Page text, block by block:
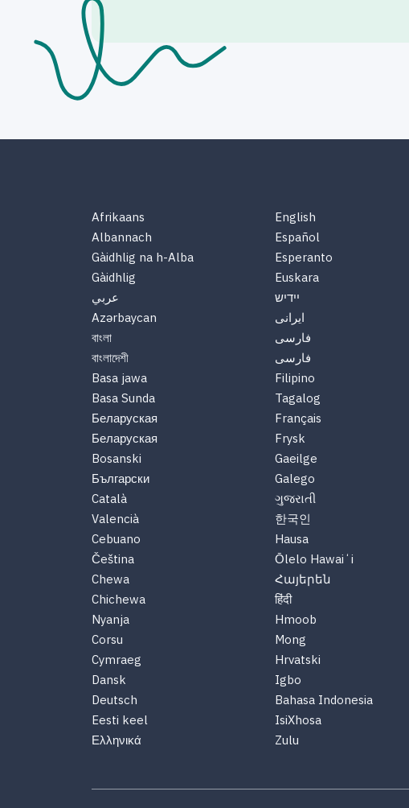
Afrikaans
Albannach
Gàidhlig na h-Alba
Gàidhlig
عربي
Azərbaycan
বাংলা
বাংলাদেশী
Basa jawa
Basa Sunda
Беларуская
Беларуская
Bosanski
Български
Català
Valencià
Cebuano
Čeština
Chewa
Chichewa
Nyanja
Corsu
Cymraeg
Dansk
Deutsch
Eesti keel
Ελληνικά
English
Español
Esperanto
Euskara
יידיש
ایرانی
فارسی
فارسی
Filipino
Tagalog
Français
Frysk
Gaeilge
Galego
ગુજરાતી
한국인
Hausa
Ōlelo Hawaiʻi
Հայերեն
हिंदी
Hmoob
Mong
Hrvatski
Igbo
Bahasa Indonesia
IsiXhosa
Zulu